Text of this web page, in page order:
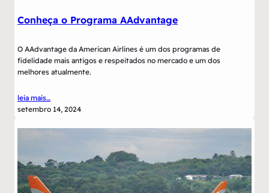
Conheça o Programa AAdvantage
O AAdvantage da American Airlines é um dos programas de
fidelidade mais antigos e respeitados no mercado e um dos
melhores atualmente.
leia mais…
setembro 14, 2024